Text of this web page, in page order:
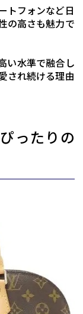
トフォンなど日
の高さも魅力で
い水準で融合し
され続ける理由
ったりの